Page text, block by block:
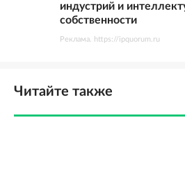
индустрий и
собственности
Реклама. https://ipquorum.ru
Читайте также